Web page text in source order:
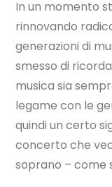
In un momento
rinnovando
generazioni di
smesso di
musica sia
legame con le
quindi un certo
concerto che
soprano – come